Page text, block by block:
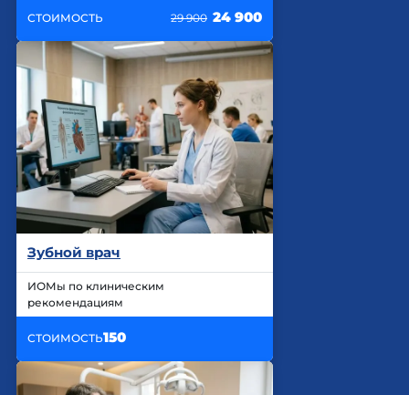
СТОИМОСТЬ 29 900 24 900
Зубной врач
ИОМы по клиническим
рекомендациям
СТОИМОСТЬ150